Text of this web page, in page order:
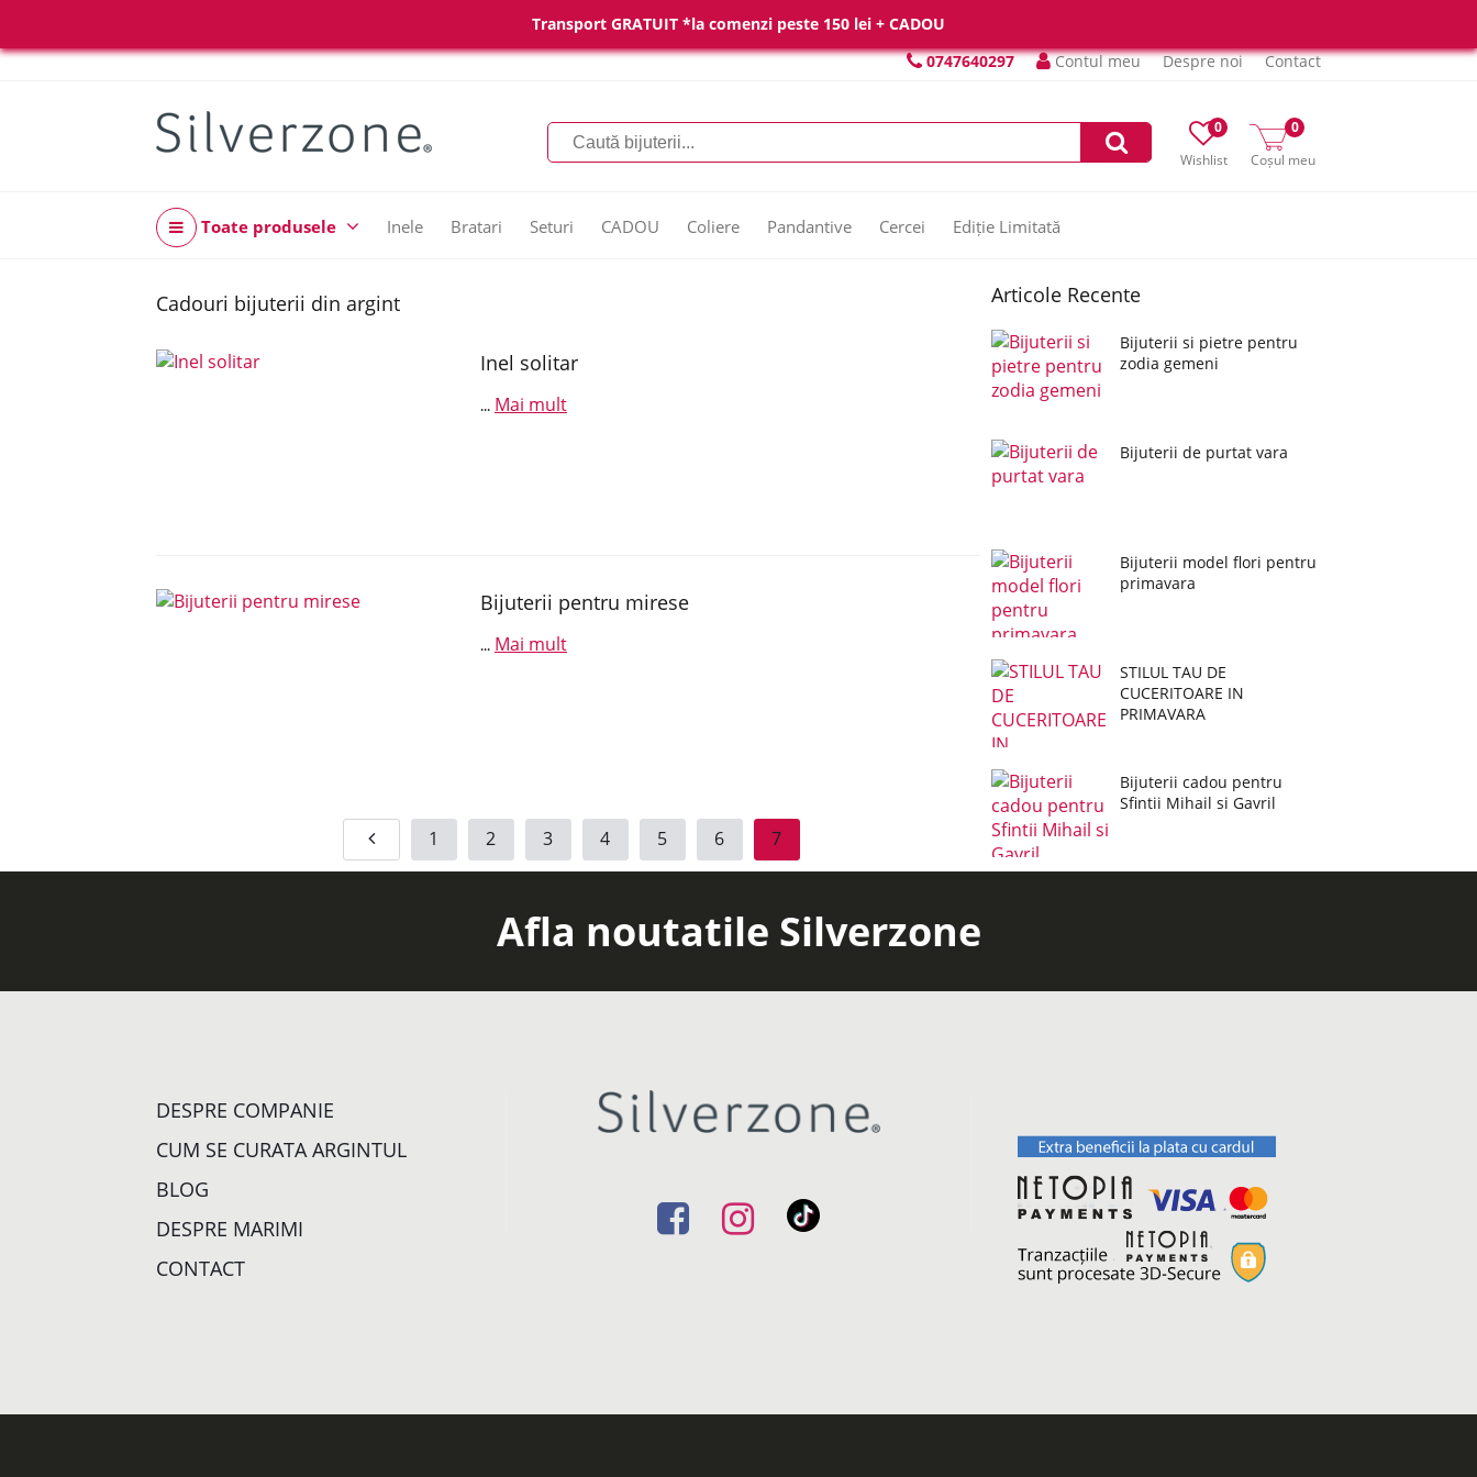
Transport GRATUIT *la comenzi peste 150 lei + CADOU
0747640297
Contul meu Despre noi Contact
Wishlist
0
Coșul meu
0
Toate produsele Inele Bratari Seturi CADOU Coliere Pandantive Cercei Ediție Limitată
Cadouri bijuterii din argint
Inel solitar
... Mai mult
Bijuterii pentru mirese
... Mai mult
1 2 3 4 5 6 7
Articole Recente
Bijuterii si pietre pentru
zodia gemeni
Bijuterii de purtat vara
Bijuterii model flori pentru
primavara
STILUL TAU DE
CUCERITOARE IN
PRIMAVARA
Bijuterii cadou pentru
Sfintii Mihail si Gavril
Afla noutatile Silverzone
DESPRE COMPANIE
CUM SE CURATA ARGINTUL
BLOG
DESPRE MARIMI
CONTACT